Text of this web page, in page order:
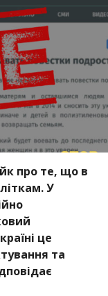
про те, що в
У
це
та